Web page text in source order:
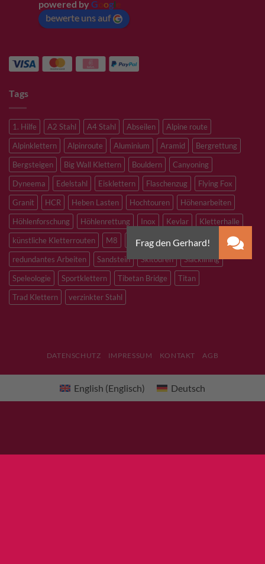
powered by G ogl
bewerte uns auf
Tags
1. Hilfe A2 Stahl A4 Stahl Abseilen
Alpine route
Alpinklettern
Alpinroute Aluminium Aramid
Bergrettung
Bergsteigen
Big Wall Klettern Bouldern
Canyoning
Dyneema
Edelstahl Eisklettern Flaschenzug
Flying Fox
Granit
HCR Heben Lasten Hochtouren
Höhenarbeiten
Höhlenforschung
Höhlenrettung Inox Kevlar
Kletterhalle
künstliche Kletterrouten
M8 M10 M12 Notfall
PLX
redundantes Arbeiten
Sandstein Skitouren
Slacklining
Speleologie
Sportklettern Tibetan Bridge
Titan
Trad Klettern
verzinkter Stahl
DATENSCHUTZ IMPRESSUM KONTAKT AGB
English (Englisch) Deutsch